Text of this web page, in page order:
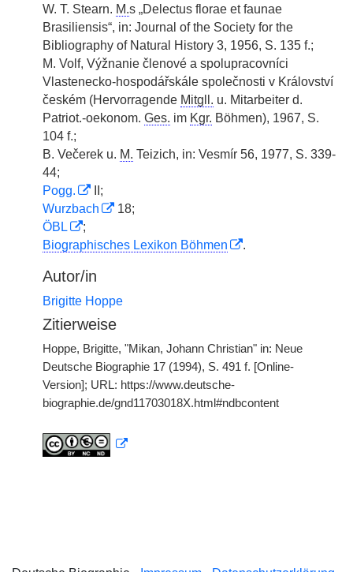
W. T. Stearn. M.s „Delectus florae et faunae
Brasiliensis“, in: Journal of the Society for the
Bibliography of Natural History 3, 1956, S. 135 f.;
M. Volf, Výžnanie členové a spolupracovníci
Vlastenecko-hospodářskále společnosti v Království
českém (Hervorragende Mitgll. u. Mitarbeiter d.
Patriot.-oekonom. Ges. im Kgr. Böhmen), 1967, S.
104 f.;
B. Večerek u. M. Teizich, in: Vesmír 56, 1977, S. 339-
44;
Pogg.
II;
Wurzbach
18;
ÖBL
;
Biographisches Lexikon Böhmen
.
Autor/in
Brigitte Hoppe
Zitierweise
Hoppe, Brigitte, "Mikan, Johann Christian" in: Neue
Deutsche Biographie 17 (1994), S. 491 f. [Online-
Version]; URL: https://www.deutsche-
biographie.de/gnd11703018X.html#ndbcontent